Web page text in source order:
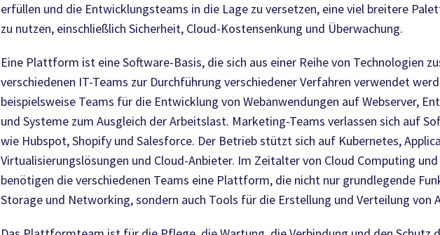
erfüllen und die Entwicklungsteams in die Lage zu versetzen, eine viel breitere
zu nutzen, einschließlich Sicherheit, Cloud-Kostensenkung und Überwachung.
Eine Plattform ist eine Software-Basis, die sich aus einer Reihe von Technologien
verschiedenen IT-Teams zur Durchführung verschiedener Verfahren verwendet
beispielsweise Teams für die Entwicklung von Webanwendungen auf Webserver,
und Systeme zum Ausgleich der Arbeitslast. Marketing-Teams verlassen sich auf
wie Hubspot, Shopify und Salesforce. Der Betrieb stützt sich auf Kubernetes,
Virtualisierungslösungen und Cloud-Anbieter. Im Zeitalter von Cloud Computing
benötigen die verschiedenen Teams eine Plattform, die nicht nur grundlegende
Storage und Networking, sondern auch Tools für die Erstellung und Verteilung von